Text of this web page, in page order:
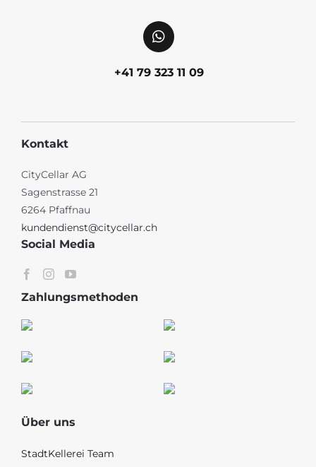
+41 79 323 11 09
Kontakt
CityCellar AG
Sagenstrasse 21
6264 Pfaffnau
kundendienst@citycellar.ch
Social Media
Zahlungsmethoden
Über uns
StadtKellerei Team